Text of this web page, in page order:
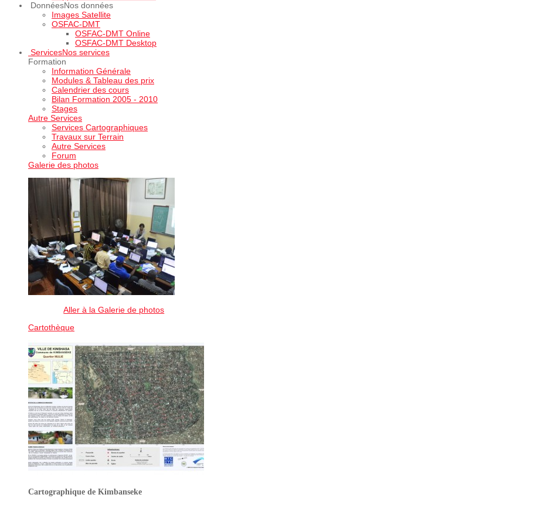
DonnéesNos données
Images Satellite
OSFAC-DMT
OSFAC-DMT Online
OSFAC-DMT Desktop
ServicesNos services
Formation
Information Générale
Modules & Tableau des prix
Calendrier des cours
Bilan Formation 2005 - 2010
Stages
Autre Services
Services Cartographiques
Travaux sur Terrain
Autre Services
Forum
Galerie des photos
Aller à la Galerie de photos
Cartothèque
Cartographique de Kimbanseke